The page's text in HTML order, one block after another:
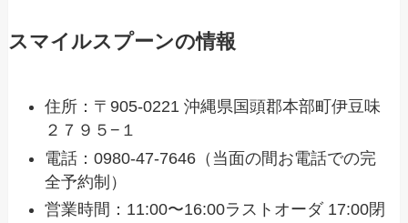
スマイルスプーンの情報
住所：〒905-0221 沖縄県国頭郡本部町伊豆味
２７９５−１
電話：0980-47-7646（当面の間お電話での完
全予約制）
営業時間：11:00〜16:00ラストオーダ 17:00閉